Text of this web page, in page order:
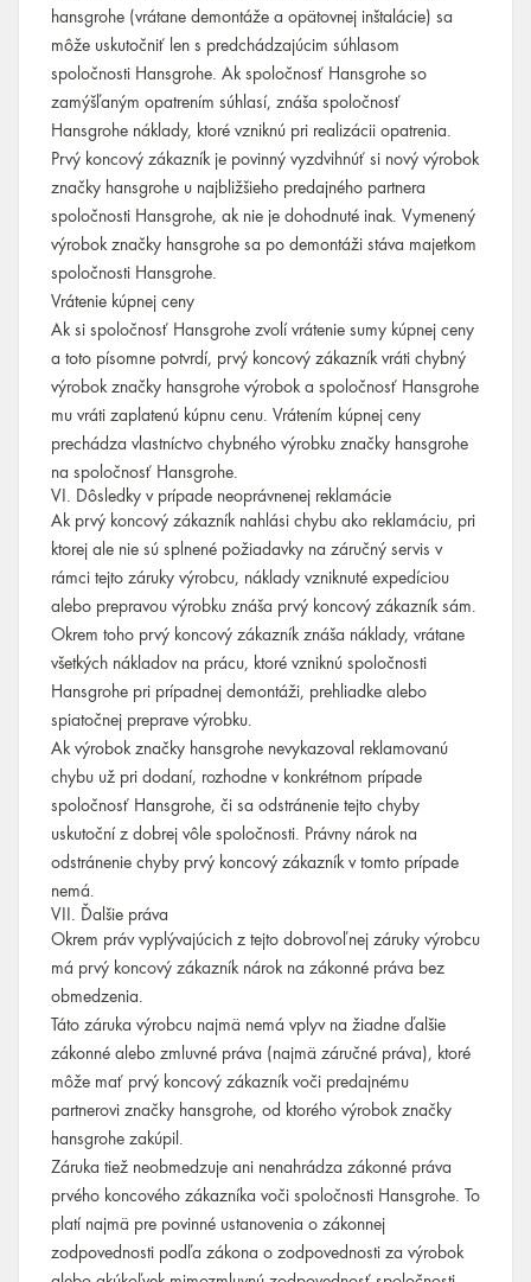
hansgrohe (vrátane demontáže a opätovnej inštalácie) sa
môže uskutočniť len s predchádzajúcim súhlasom
spoločnosti Hansgrohe. Ak spoločnosť Hansgrohe so
zamýšľaným opatrením súhlasí, znáša spoločnosť
Hansgrohe náklady, ktoré vzniknú pri realizácii opatrenia.
Prvý koncový zákazník je povinný vyzdvihnúť si nový výrobok
značky hansgrohe u najbližšieho predajného partnera
spoločnosti Hansgrohe, ak nie je dohodnuté inak. Vymenený
výrobok značky hansgrohe sa po demontáži stáva majetkom
spoločnosti Hansgrohe.
Vrátenie kúpnej ceny
Ak si spoločnosť Hansgrohe zvolí vrátenie sumy kúpnej ceny
a toto písomne potvrdí, prvý koncový zákazník vráti chybný
výrobok značky hansgrohe výrobok a spoločnosť Hansgrohe
mu vráti zaplatenú kúpnu cenu. Vrátením kúpnej ceny
prechádza vlastníctvo chybného výrobku značky hansgrohe
na spoločnosť Hansgrohe.
VI. Dôsledky v prípade neoprávnenej reklamácie
Ak prvý koncový zákazník nahlási chybu ako reklamáciu, pri
ktorej ale nie sú splnené požiadavky na záručný servis v
rámci tejto záruky výrobcu, náklady vzniknuté expedíciou
alebo prepravou výrobku znáša prvý koncový zákazník sám.
Okrem toho prvý koncový zákazník znáša náklady, vrátane
všetkých nákladov na prácu, ktoré vzniknú spoločnosti
Hansgrohe pri prípadnej demontáži, prehliadke alebo
spiatočnej preprave výrobku.
Ak výrobok značky hansgrohe nevykazoval reklamovanú
chybu už pri dodaní, rozhodne v konkrétnom prípade
spoločnosť Hansgrohe, či sa odstránenie tejto chyby
uskutoční z dobrej vôle spoločnosti. Právny nárok na
odstránenie chyby prvý koncový zákazník v tomto prípade
nemá.
VII. Ďalšie práva
Okrem práv vyplývajúcich z tejto dobrovoľnej záruky výrobcu
má prvý koncový zákazník nárok na zákonné práva bez
obmedzenia.
Táto záruka výrobcu najmä nemá vplyv na žiadne ďalšie
zákonné alebo zmluvné práva (najmä záručné práva), ktoré
môže mať prvý koncový zákazník voči predajnému
partnerovi značky hansgrohe, od ktorého výrobok značky
hansgrohe zakúpil.
Záruka tiež neobmedzuje ani nenahrádza zákonné práva
prvého koncového zákazníka voči spoločnosti Hansgrohe. To
platí najmä pre povinné ustanovenia o zákonnej
zodpovednosti podľa zákona o zodpovednosti za výrobok